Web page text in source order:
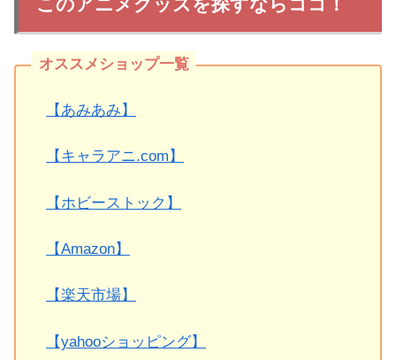
【あみあみ】
【キャラアニ.com】
【ホビーストック】
【Amazon】
【楽天市場】
【yahooショッピング】